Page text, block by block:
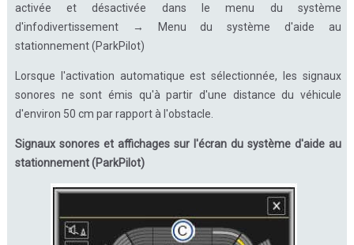
activée et désactivée dans le menu du système
d'infodivertissement → Menu du système d'aide au
stationnement (ParkPilot)
Lorsque l'activation automatique est sélectionnée, les signaux
sonores ne sont émis qu'à partir d'une distance du véhicule
d'environ 50 cm par rapport à l'obstacle.
Signaux sonores et affichages sur l'écran du système d'aide au
stationnement (ParkPilot)